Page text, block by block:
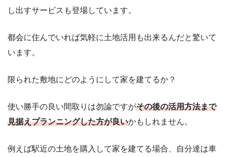
し出すサービスも登場しています。
都会に住んでいれば気軽に土地活用も出来るんだと驚いて
います。
限られた敷地にどのようにして家を建てるか？
使い勝手の良い間取りは勿論ですがその後の活用方法まで
見据えプランニングした方が良いかもしれません。
例えば駅近の土地を購入して家を建てる場合、自分達は車